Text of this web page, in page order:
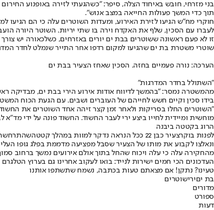
בני מזרחי, חובש באיחוד הצלה, סיפר: "כשהגעתי לזירה באופנוע
תוך כדי המשך פעולות החייאה במצב אנוש".
חוקרי מח"ש הגיעו לזירת האירוע, ומעדות השוטרים עלה כי הם הגיעו
לעברו עם הסכין, שלף את האקדח וירה בו שתי יריות. השוטר היורה
זו לא פעם ראשונה ששוטרים בבת ים יורים באזרחים, כשלכאורה יש
שוטרי משטרת בת ים שהגיעו למקום רדפו אחר התייר שנמלט לחדר
הערכה: נורה פעמיים בחזה. הסכין שאחז הצעיר בבת ים
"השתולל בחדר המדרגות"
בידו סכין וקיים חשש לחייהם של העוברים ושבים. עם הגעת הכוח
"השוטרים החלו בסריקות ולאחר זמן קצר זיהה אחד השוטרים את
מוחשית ומיידית לחייו ביצע ירי לעבר החשוד. החשוד פונה על ידי
הרוג בקטטה ביבנה
לפנות בוקרצעיר כבן 22 ככל הנראה נדקר למוות במהלך קטטה
שהתרחשה
ונאלצו לקבוע את מותו של הצעיר שסבל מפציעה מדממת בפלג גופו
מהחקירה עלה כי עלה ויכוח שהחל בתוך אולם אירועים נמשך ברחוב
העדכונים הכי חמים ישירות לנייד: בואו לעקוב אחרינו גם בערוץ
טעינו? נתקן! אם מצאתם טעות בכתבה, נשמח שתשתפו אותנו
בת יםירישוטרים
מדורים
ספורט
דעות